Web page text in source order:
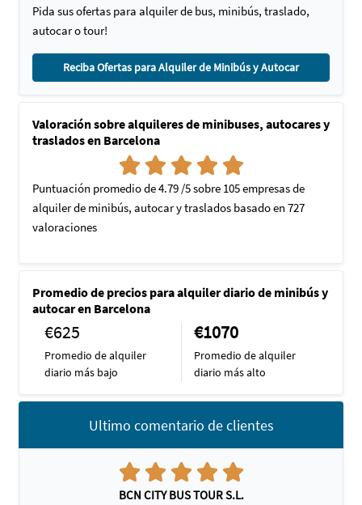
Pida sus ofertas para alquiler de bus, minibús, traslado,
autocar o tour!
Reciba Ofertas para Alquiler de Minibús y Autocar
Valoración sobre alquileres de minibuses, autocares y
traslados en Barcelona
Puntuación promedio de 4.79 /5 sobre 105 empresas de
alquiler de minibús, autocar y traslados basado en 727
valoraciones
Promedio de precios para alquiler diario de minibús y
autocar en Barcelona
€625
Promedio de alquiler
diario más bajo
€1070
Promedio de alquiler
diario más alto
Ultimo comentario de clientes
BCN CITY BUS TOUR S.L.